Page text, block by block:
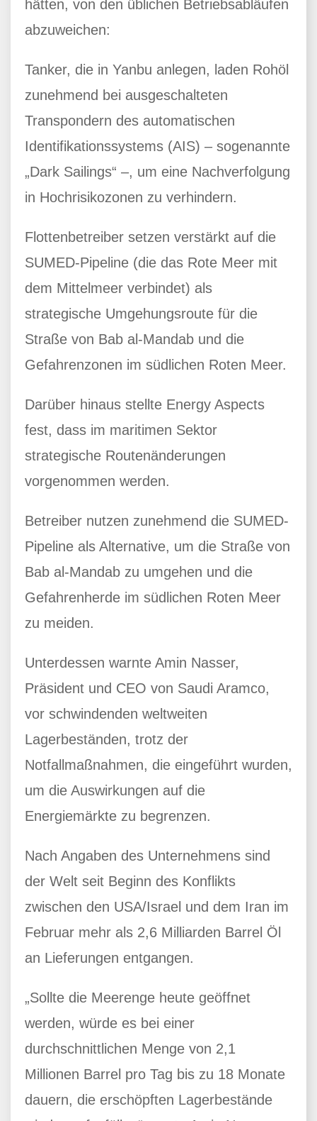
hätten, von den üblichen Betriebsabläufen
abzuweichen:
Tanker, die in Yanbu anlegen, laden Rohöl
zunehmend bei ausgeschalteten
Transpondern des automatischen
Identifikationssystems (AIS) – sogenannte
„Dark Sailings“ –, um eine Nachverfolgung
in Hochrisikozonen zu verhindern.
Flottenbetreiber setzen verstärkt auf die
SUMED-Pipeline (die das Rote Meer mit
dem Mittelmeer verbindet) als
strategische Umgehungsroute für die
Straße von Bab al-Mandab und die
Gefahrenzonen im südlichen Roten Meer.
Darüber hinaus stellte Energy Aspects
fest, dass im maritimen Sektor
strategische Routenänderungen
vorgenommen werden.
Betreiber nutzen zunehmend die SUMED-
Pipeline als Alternative, um die Straße von
Bab al-Mandab zu umgehen und die
Gefahrenherde im südlichen Roten Meer
zu meiden.
Unterdessen warnte Amin Nasser,
Präsident und CEO von Saudi Aramco,
vor schwindenden weltweiten
Lagerbeständen, trotz der
Notfallmaßnahmen, die eingeführt wurden,
um die Auswirkungen auf die
Energiemärkte zu begrenzen.
Nach Angaben des Unternehmens sind
der Welt seit Beginn des Konflikts
zwischen den USA/Israel und dem Iran im
Februar mehr als 2,6 Milliarden Barrel Öl
an Lieferungen entgangen.
„Sollte die Meerenge heute geöffnet
werden, würde es bei einer
durchschnittlichen Menge von 2,1
Millionen Barrel pro Tag bis zu 18 Monate
dauern, die erschöpften Lagerbestände